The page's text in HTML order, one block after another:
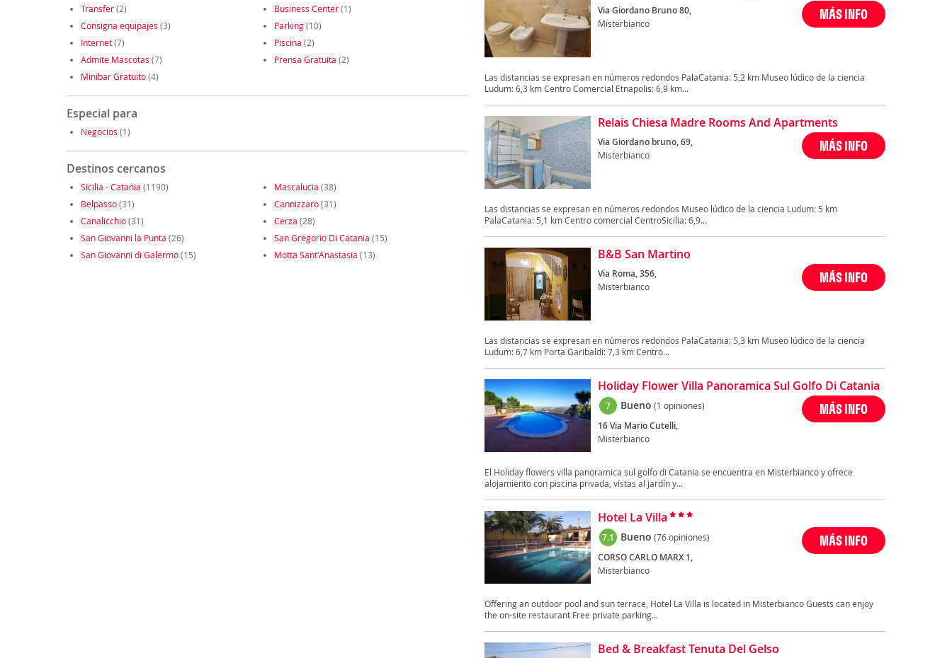
Transfer(2) Business Center(1)
Consigna equipajes (3) Parking(10)
Internet(7) Piscina (2)
Admite Mascotas (7) Prensa Gratuita (2)
Minibar Gratuito(4)
Especial para
Negocios (1)
Destinos cercanos
Sicilia - Catania (1190) Mascalucia (38)
Belpasso(31) Cannizzaro(31)
Canalicchio(31) Cerza (28)
San Giovanni la Punta (26) San Gregorio Di Catania (15)
San Giovanni di Galermo(15) Motta Sant'Anastasia (13)
Via Giordano Bruno 80,
Misterbianco
MÁS INFO
Las distancias se expresan en números redondos PalaCatania: 5,2 km Museo lúdico de la ciencia
Ludum: 6,3 km Centro Comercial Etnapolis: 6,9 km...
Relais Chiesa Madre Rooms And Apartments
Via Giordano bruno, 69,
Misterbianco
MÁS INFO
Las distancias se expresan en números redondos Museo lúdico de la ciencia Ludum: 5 km
PalaCatania: 5,1 km Centro comercial CentroSicilia: 6,9...
B&B San Martino
Via Roma, 356,
Misterbianco
MÁS INFO
Las distancias se expresan en números redondos PalaCatania: 5,3 km Museo lúdico de la ciencia
Ludum: 6,7 km Porta Garibaldi: 7,3 km Centro...
Holiday Flower Villa Panoramica Sul Golfo Di Catania
7 Bueno (1 opiniones)
16 Via Mario Cutelli,
Misterbianco
MÁS INFO
El Holiday flowers villa panoramica sul golfo di Catania se encuentra en Misterbianco y ofrece
alojamiento con piscina privada, vistas al jardín y...
Hotel La Villa
7.1 Bueno (76 opiniones)
CORSO CARLO MARX 1,
Misterbianco
MÁS INFO
Offering an outdoor pool and sun terrace, Hotel La Villa is located in Misterbianco Guests can enjoy
the on-site restaurant Free private parking...
Bed & Breakfast Tenuta Del Gelso